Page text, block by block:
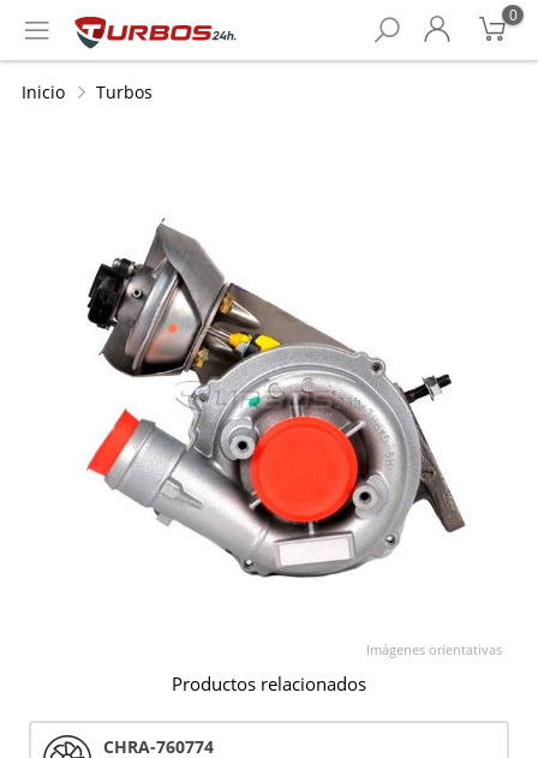
0
Inicio Turbos
Imágenes orientativas
Productos relacionados
CHRA-760774